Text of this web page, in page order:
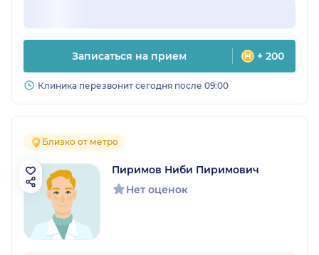
Записаться на прием + 200
Клиника перезвонит сегодня после 09:00
Близко от метро
Пиримов Ниби Пиримович
Нет оценок